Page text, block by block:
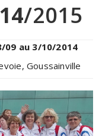
/2015
09 au 3/10/2014
Goussainville